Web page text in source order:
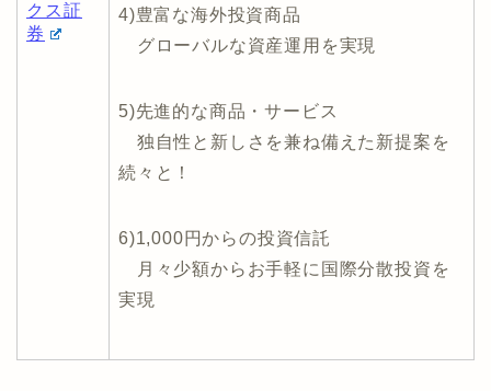
クス証
券
4)豊富な海外投資商品
グローバルな資産運用を実現
5)先進的な商品・サービス
独自性と新しさを兼ね備えた新提案を
続々と！
6)1,000円からの投資信託
月々少額からお手軽に国際分散投資を
実現